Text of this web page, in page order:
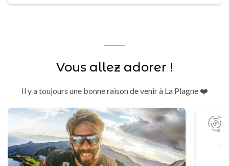
Vous allez adorer !
Il y a toujours une bonne raison de venir à La Plagne ❤️